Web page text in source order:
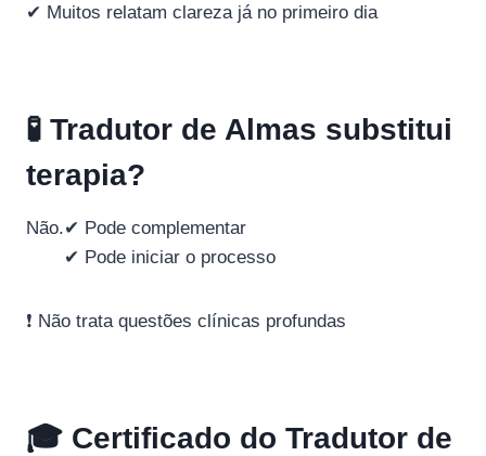
✔ Muitos relatam clareza já no primeiro dia
🧪 Tradutor de Almas substitui
terapia?
Não.✔ Pode complementar
✔ Pode iniciar o processo
❗ Não trata questões clínicas profundas
🎓 Certificado do Tradutor de